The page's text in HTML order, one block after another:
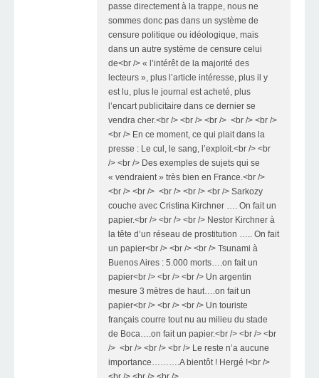
passe directement à la trappe, nous ne
sommes donc pas dans un système de
censure politique ou idéologique, mais
dans un autre système de censure celui
de<br /> « l’intérêt de la majorité des
lecteurs », plus l’article intéresse, plus il y
est lu, plus le journal est acheté, plus
l’encart publicitaire dans ce dernier se
vendra cher.<br /> <br /> <br /> <br /> <br />
<br /> En ce moment, ce qui plait dans la
presse : Le cul, le sang, l’exploit.<br /> <br
/> <br /> Des exemples de sujets qui se
« vendraient » très bien en France.<br />
<br /> <br /> <br /> <br /> <br /> Sarkozy
couche avec Cristina Kirchner …. On fait un
papier.<br /> <br /> <br /> Nestor Kirchner à
la tête d’un réseau de prostitution ….. On fait
un papier<br /> <br /> <br /> Tsunami à
Buenos Aires : 5.000 morts….on fait un
papier<br /> <br /> <br /> Un argentin
mesure 3 mètres de haut….on fait un
papier<br /> <br /> <br /> Un touriste
français courre tout nu au milieu du stade
de Boca….on fait un papier.<br /> <br /> <br
/> <br /> <br /> <br /> Le reste n’a aucune
importance……….A bientôt ! Hergé !<br />